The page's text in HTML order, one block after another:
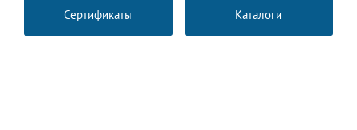
Сертификаты Каталоги